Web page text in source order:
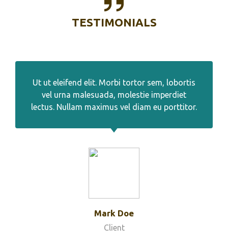
TESTIMONIALS
Ut ut eleifend elit. Morbi tortor sem, lobortis
vel urna malesuada, molestie imperdiet
lectus. Nullam maximus vel diam eu porttitor.
Mark Doe
Client